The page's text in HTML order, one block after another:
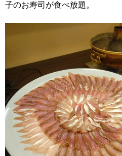
子のお寿司が食べ放題。